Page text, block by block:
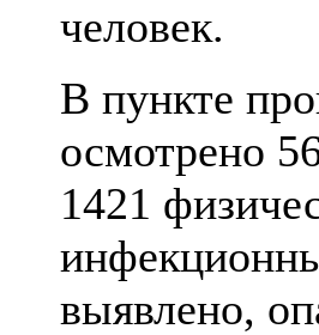
человек.
В пункте
осмотрено
1421
выявлено,